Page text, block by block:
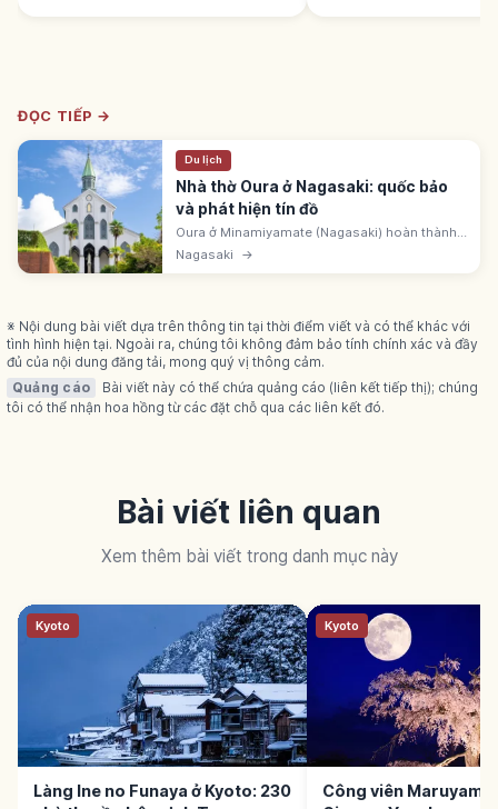
ĐỌC TIẾP →
Du lịch
Nhà thờ Oura ở Nagasaki: quốc bảo
và phát hiện tín đồ
Oura ở Minamiyamate (Nagasaki) hoàn thành
1864 là nhà thờ Kitô giáo cổ nhất Nhật Bản.
Quốc bảo, UNESCO 2018. Kiến trúc Gothic.
Nagasaki →
※ Nội dung bài viết dựa trên thông tin tại thời điểm viết và có thể khác với
tình hình hiện tại. Ngoài ra, chúng tôi không đảm bảo tính chính xác và đầy
đủ của nội dung đăng tải, mong quý vị thông cảm.
Quảng cáo
Bài viết này có thể chứa quảng cáo (liên kết tiếp thị); chúng
tôi có thể nhận hoa hồng từ các đặt chỗ qua các liên kết đó.
Bài viết liên quan
Xem thêm bài viết trong danh mục này
Kyoto
Làng Ine no Funaya ở Kyoto: 230
Kyoto
Công viên Maruyama